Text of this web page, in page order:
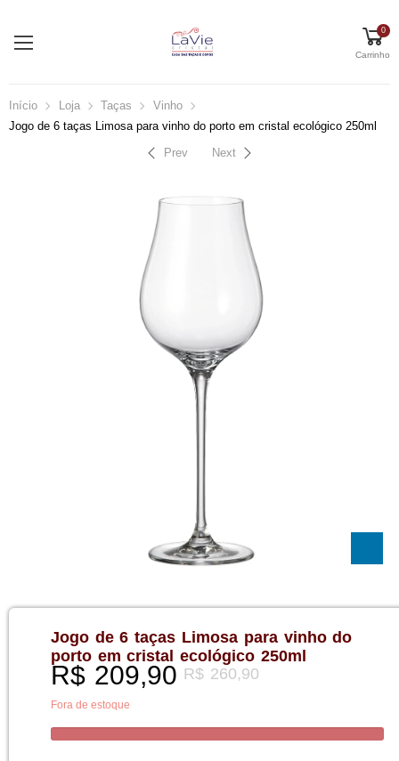
0
Carrinho
Início Loja Taças
Vinho
Jogo de 6 taças Limosa para vinho do porto em cristal ecológico 250ml
Prev Next
Jogo de 6 taças Limosa para vinho do
porto em cristal ecológico 250ml
R$260,90
R$209,90
Fora de estoque